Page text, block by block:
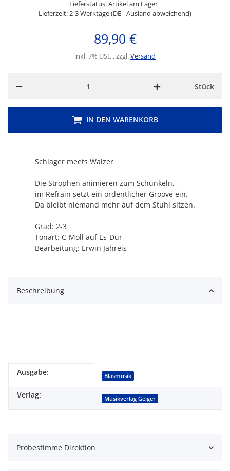
Schlager meets Walzer
Die Strophen animieren zum Schunkeln,
im Refrain setzt ein ordentlicher Groove ein.
Da bleibt niemand mehr auf dem Stuhl sitzen.
Grad: 2-3
Tonart: C-Moll auf Es-Dur
Bearbeitung: Erwin Jahreis
Lieferstatus: Artikel am Lager
Lieferzeit: 2-3 Werktage (DE - Ausland abweichend)
89,90 €
inkl. 7% USt. , zzgl.Versand
Stück
IN DEN WARENKORB
Beschreibung
Produkteigenschaft
Wert
Ausgabe: Blasmusik
Verlag: Musikverlag Geiger
Probestimme Direktion